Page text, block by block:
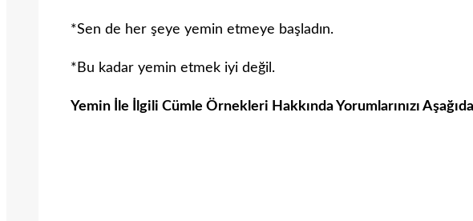
*Sen de her şeye yemin etmeye başladın.
*Bu kadar yemin etmek iyi değil.
Yemin İle İlgili Cümle Örnekleri Hakkında Yorumlarınızı